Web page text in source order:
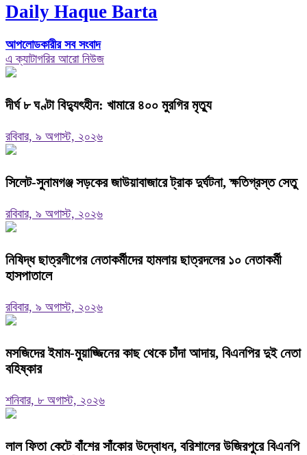
Daily Haque Barta
আপলোডকারীর সব সংবাদ
এ ক্যাটাগরির আরো নিউজ
দীর্ঘ ৮ ঘণ্টা বিদ্যুৎহীন: খামারে ৪০০ মুরগির মৃত্যু
রবিবার, ৯ অগাস্ট, ২০২৬
‎সিলেট-সুনামগঞ্জ সড়কের জাউয়াবাজারে ট্রাক দুর্ঘটনা, ক্ষতিগ্রস্ত সেতু
রবিবার, ৯ অগাস্ট, ২০২৬
নিষিদ্ধ ছাত্রলীগের নেতাকর্মীদের হামলায় ছাত্রদলের ১০ নেতাকর্মী
হাসপাতালে
রবিবার, ৯ অগাস্ট, ২০২৬
মসজিদের ইমাম-মুয়াজ্জিনের কাছ থেকে চাঁদা আদায়, বিএনপির দুই নেতা
বহিষ্কার
শনিবার, ৮ অগাস্ট, ২০২৬
‎লাল ফিতা কেটে বাঁশের সাঁকোর উদ্বোধন, বরিশালের উজিরপুরে বিএনপি